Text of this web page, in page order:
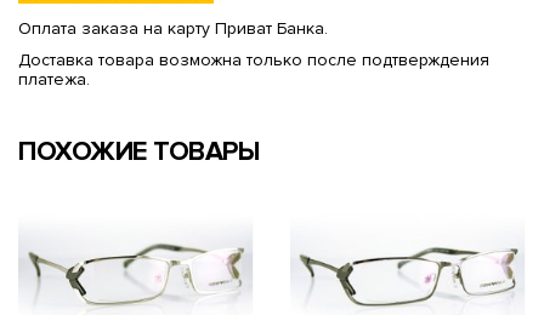
Оплата заказа на карту Приват Банка.
Доставка товара возможна только после подтверждения
платежа.
ПОХОЖИЕ ТОВАРЫ